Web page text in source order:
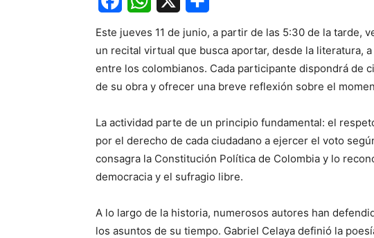
Facebook Share
Este jueves 11 de junio, a partir de las 5:30 de la tarde,
un recital virtual que busca aportar, desde la literatura,
entre los colombianos. Cada participante dispondrá de
de su obra y ofrecer una breve reflexión sobre el
La actividad parte de un principio fundamental: el
por el derecho de cada ciudadano a ejercer el voto
consagra la Constitución Política de Colombia y lo
democracia y el sufragio libre.
A lo largo de la historia, numerosos autores han
los asuntos de su tiempo. Gabriel Celaya definió la